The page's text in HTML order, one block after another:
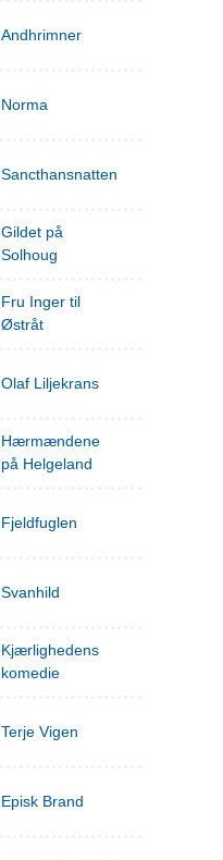
Andhrimner
Norma
Sancthansnatten
Gildet på
Solhoug
Fru Inger til
Østråt
Olaf Liljekrans
Hærmændene
på Helgeland
Fjeldfuglen
Svanhild
Kjærlighedens
komedie
Terje Vigen
Episk Brand